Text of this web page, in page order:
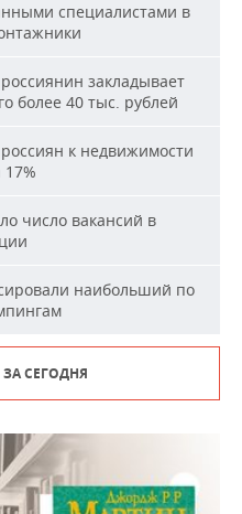
специалистами в
закладывает
более 40 тыс. рублей
к недвижимости
число вакансий в
наибольший по
СЕГОДНЯ